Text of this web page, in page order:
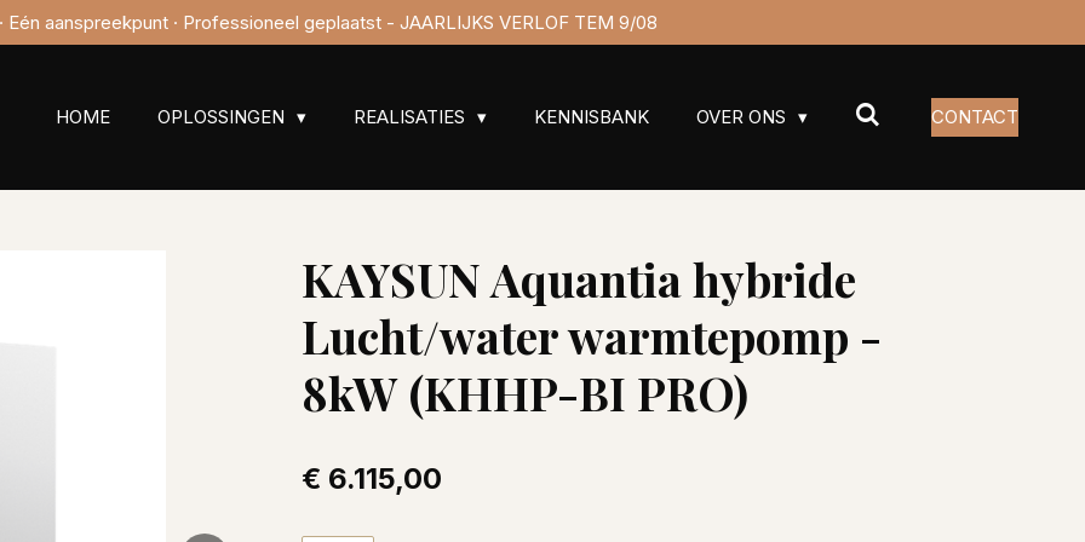
Eén aanspreekpunt · Professioneel geplaatst - JAARLIJKS VERLOF TEM 9/08
HOME OPLOSSINGEN REALISATIES KENNISBANK OVER ONS CONTACT
KAYSUN Aquantia hybride
Lucht/water warmtepomp -
8kW (KHHP-BI PRO)
€ 6.115,00